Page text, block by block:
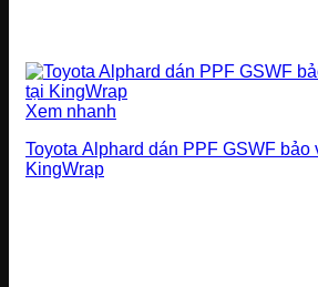
Xem nhanh
Toyota Alphard dán PPF GSWF bảo
KingWrap